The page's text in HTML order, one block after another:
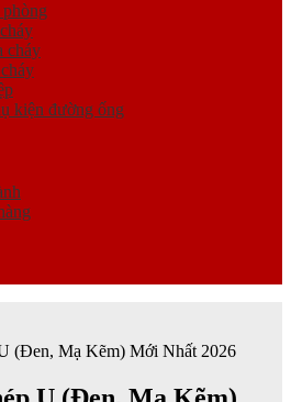
cháy
kiện đường ống
(Đen, Mạ Kẽm) Mới Nhất 2026